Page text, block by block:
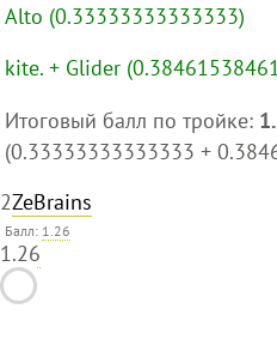
Alto (0.33333333333333)
kite. + Glider
Итоговый балл по тройке:
(0.33333333333333 +
2ZeBrains
Балл: 1.26
1.26